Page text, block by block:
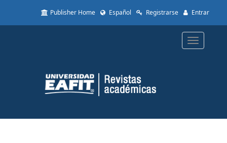
to
Content
Sidebar
Publisher Home Español Registrarse Entrar
Toggle